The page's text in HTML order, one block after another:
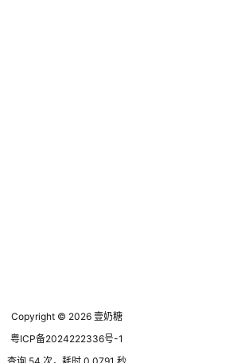
Copyright © 2026 壹奶糖
粤ICP备2024222336号-1